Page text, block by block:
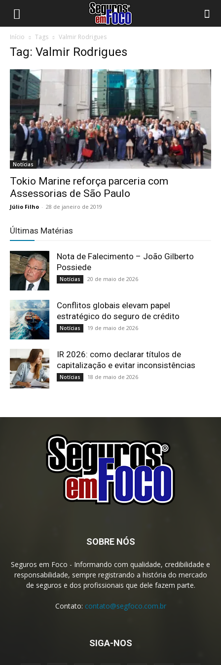
Início Tags Valmir Rodrigues
Tag: Valmir Rodrigues
Notícias
Tokio Marine reforça parceria com
Assessorias de São Paulo
Júlio Filho - 28 de janeiro de 2019
Últimas Matérias
Nota de Falecimento – João Gilberto
Possiede
Notícias 20 de maio de 2026
Conflitos globais elevam papel
estratégico do seguro de crédito
Notícias 19 de maio de 2026
IR 2026: como declarar títulos de
capitalização e evitar inconsistências
Notícias 18 de maio de 2026
SOBRE NÓS
Seguros em Foco - Informando com qualidade, credibilidade e
responsabilidade, sempre registrando a história do mercado
de seguros e dos profissionais que dele fazem parte.
Contato: contato@segfoco.com.br
SIGA-NOS